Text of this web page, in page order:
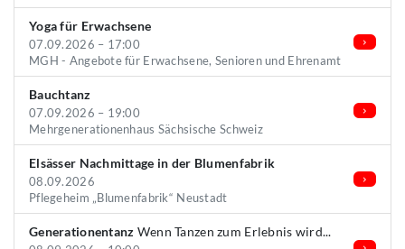
Yoga für Erwachsene
07.09.2026 – 17:00
MGH - Angebote für Erwachsene, Senioren und Ehrenamt
Bauchtanz
07.09.2026 – 19:00
Mehrgenerationenhaus Sächsische Schweiz
Elsässer Nachmittage in der Blumenfabrik
08.09.2026
Pflegeheim „Blumenfabrik“ Neustadt
Generationentanz Wenn Tanzen zum Erlebnis wird...